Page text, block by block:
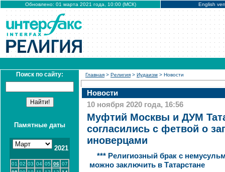
Обновлено: 01 марта 2021 года, 10:00 (МСК) English
Поиск по сайту:
Памятные даты
2021
01 02 03 04 05 06 07
Главная > Религия > Иудаизм > Новости
Новости
10 ноября 2020 года, 16:56
Муфтий Москвы и ДУМ
согласились с фетвой о
иноверцами
*** Религиозный брак с
можно заключить в Татарстане